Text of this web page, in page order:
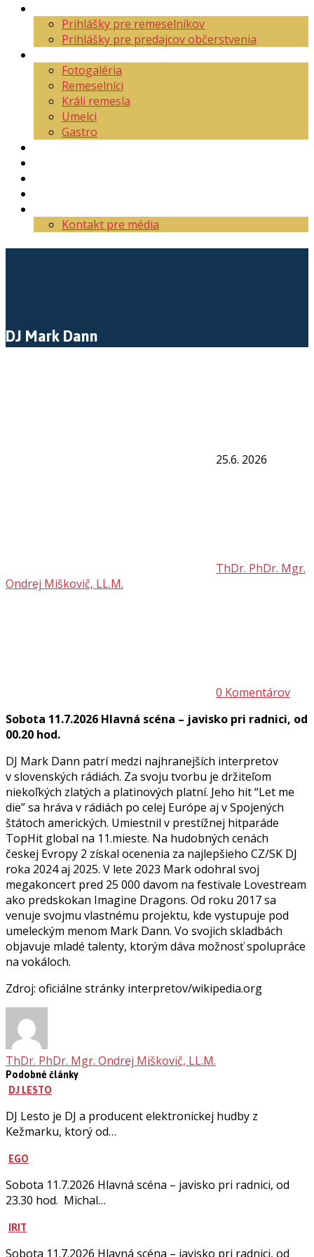
Prihlášky pre remeselníkov
Prihlášky pre predajcov občerstvenia
Fotogaléria
Remeselníci
Králi remesla
Umelci
Gastro
Kontakt pre média
DJ Mark Dann
25.6. 2026
ThDr. PhDr. Mgr.
Ondrej Miškovič, LL.M.
0 Komentárov
Sobota 11.7.2026 Hlavná scéna – javisko pri radnici, od
00.20 hod.
DJ Mark Dann patrí medzi najhranejších interpretov
v slovenských rádiách. Za svoju tvorbu je držiteľom
niekoľkých zlatých a platinových platní. Jeho hit “Let me
die” sa hráva v rádiách po celej Európe aj v Spojených
štátoch amerických. Umiestnil v prestížnej hitparáde
TopHit global na 11.mieste. Na hudobných cenách
českej Evropy 2 získal ocenenia za najlepšieho CZ/SK DJ
roka 2024 aj 2025. V lete 2023 Mark odohral svoj
megakoncert pred 25 000 davom na festivale Lovestream
ako predskokan Imagine Dragons. Od roku 2017 sa
venuje svojmu vlastnému projektu, kde vystupuje pod
umeleckým menom Mark Dann. Vo svojich skladbách
objavuje mladé talenty, ktorým dáva možnosť spolupráce
na vokáloch.
Zdroj: oficiálne stránky interpretov/wikipedia.org
ThDr. PhDr. Mgr. Ondrej Miškovič, LL.M.
Podobné články
DJ LESTO
DJ Lesto je DJ a producent elektronickej hudby z
Kežmarku, ktorý od…
EGO
Sobota 11.7.2026 Hlavná scéna – javisko pri radnici, od
23.30 hod. Michal…
IRIT
Sobota 11.7.2026 Hlavná scéna – javisko pri radnici, od